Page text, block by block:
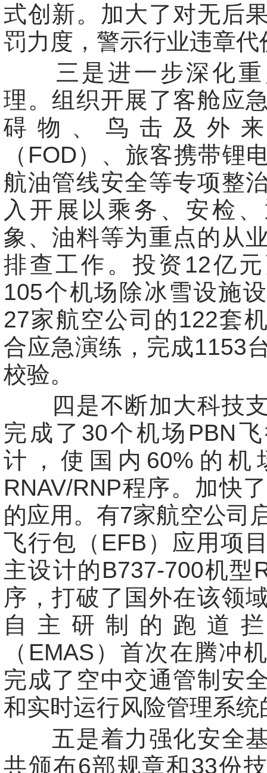
式创新。加大了对无后
罚力度，警示行业违章代
三是进一步深化重
理。组织开展了客舱应
碍物、鸟击及外
（FOD）、旅客携带锂
航油管线安全等专项整
入开展以乘务、安检
象、油料等为重点的从
排查工作。投资12亿
105个机场除冰雪设施
27家航空公司的122套
合应急演练，完成1153
校验。
四是不断加大科技支
完成了30个机场PBN
计，使国内60%的机
RNAV/RNP程序。加快
的应用。有7家航空公司
飞行包（EFB）应用项
主设计的B737-700机型
序，打破了国外在该领
自主研制的跑道
（EMAS）首次在腾冲
完成了空中交通管制安
和实时运行风险管理系统
五是着力强化安全基
共颁布6部规章和33份